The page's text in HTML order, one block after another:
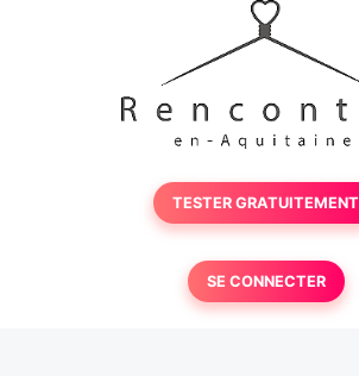
TESTER GRATUITEMENT
SE CONNECTER